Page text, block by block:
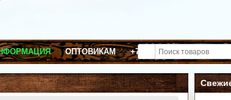
ОПТОВИКАМ +7 (911) 021-04-08